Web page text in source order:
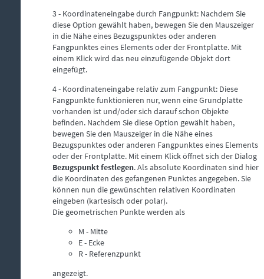
3 - Koordinateneingabe durch Fangpunkt: Nachdem Sie
diese Option gewählt haben, bewegen Sie den Mauszeiger
in die Nähe eines Bezugspunktes oder anderen
Fangpunktes eines Elements oder der Frontplatte. Mit
einem Klick wird das neu einzufügende Objekt dort
eingefügt.
4 - Koordinateneingabe relativ zum Fangpunkt: Diese
Fangpunkte funktionieren nur, wenn eine Grundplatte
vorhanden ist und/oder sich darauf schon Objekte
befinden. Nachdem Sie diese Option gewählt haben,
bewegen Sie den Mauszeiger in die Nähe eines
Bezugspunktes oder anderen Fangpunktes eines Elements
oder der Frontplatte. Mit einem Klick öffnet sich der Dialog
Bezugspunkt festlegen. Als absolute Koordinaten sind hier
die Koordinaten des gefangenen Punktes angegeben. Sie
können nun die gewünschten relativen Koordinaten
eingeben (kartesisch oder polar).
Die geometrischen Punkte werden als
M - Mitte
E - Ecke
R - Referenzpunkt
angezeigt.